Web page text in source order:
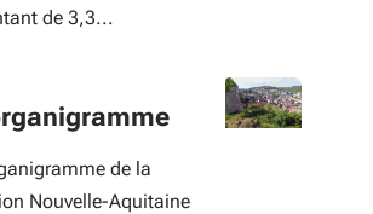
de 3,3...
de la
Nouvelle-Aquitaine